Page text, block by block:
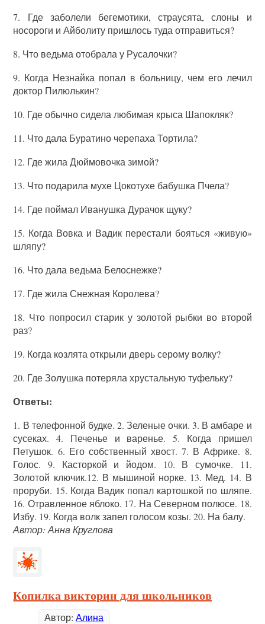
7. Где заболели бегемотики, страусята, слоны и
носороги и Айболиту пришлось туда отправиться?
8. Что ведьма отобрала у Русалочки?
9. Когда Незнайка попал в больницу, чем его лечил
доктор Пилюлькин?
10. Где обычно сидела любимая крыса Шапокляк?
11. Что дала Буратино черепаха Тортила?
12. Где жила Дюймовочка зимой?
13. Что подарила мухе Цокотухе бабушка Пчела?
14. Где поймал Иванушка Дурачок щуку?
15. Когда Вовка и Вадик перестали бояться «живую»
шляпу?
16. Что дала ведьма Белоснежке?
17. Где жила Снежная Королева?
18. Что попросил старик у золотой рыбки во второй
раз?
19. Когда козлята открыли дверь серому волку?
20. Где Золушка потеряла хрустальную туфельку?
Ответы:
1. В телефонной будке. 2. Зеленые очки. 3. В амбаре и
сусеках. 4. Печенье и варенье. 5. Когда пришел
Петушок. 6. Его собственный хвост. 7. В Африке. 8.
Голос. 9. Касторкой и йодом. 10. В сумочке. 11.
Золотой ключик.12. В мышиной норке. 13. Мед. 14. В
проруби. 15. Когда Вадик попал картошкой по шляпе.
16. Отравленное яблоко. 17. На Северном полюсе. 18.
Избу. 19. Когда волк запел голосом козы. 20. На балу.
Автор: Анна Круглова
Копилка викторин для школьников
Автор: Алина